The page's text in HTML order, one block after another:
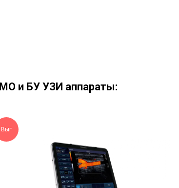
и БУ УЗИ аппараты:
Выг